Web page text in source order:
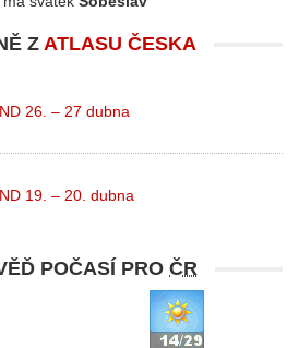
Z ATLASU ČESKA
26. – 27 dubna
19. – 20. dubna
POČASÍ PRO ČR